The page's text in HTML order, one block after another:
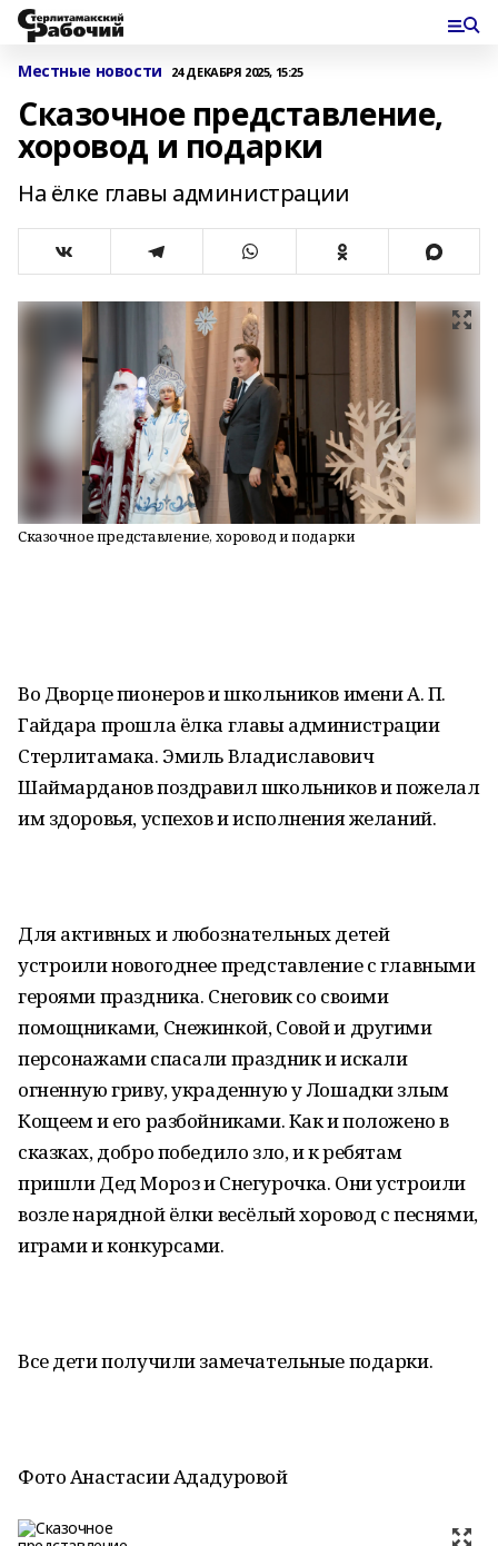
Местные новости 24 ДЕКАБРЯ 2025, 15:25
Сказочное представление,
хоровод и подарки
На ёлке главы администрации
Сказочное представление, хоровод и подарки
Во Дворце пионеров и школьников имени А. П.
Гайдара прошла ёлка главы администрации
Стерлитамака. Эмиль Владиславович
Шаймарданов поздравил школьников и пожелал
им здоровья, успехов и исполнения желаний.
Для активных и любознательных детей
устроили новогоднее представление с главными
героями праздника. Снеговик со своими
помощниками, Снежинкой, Совой и другими
персонажами спасали праздник и искали
огненную гриву, украденную у Лошадки злым
Кощеем и его разбойниками. Как и положено в
сказках, добро победило зло, и к ребятам
пришли Дед Мороз и Снегурочка. Они устроили
возле нарядной ёлки весёлый хоровод с песнями,
играми и конкурсами.
Все дети получили замечательные подарки.
Фото Анастасии Ададуровой